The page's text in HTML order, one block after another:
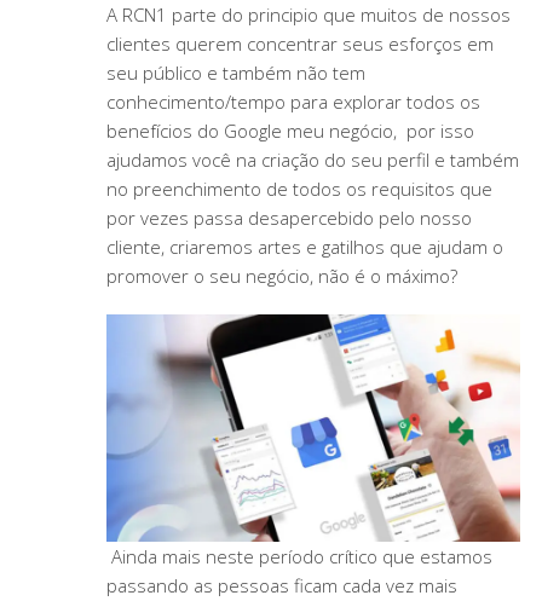
A RCN1 parte do principio que muitos de nossos
clientes querem concentrar seus esforços em
seu público e também não tem
conhecimento/tempo para explorar todos os
benefícios do Google meu negócio, por isso
ajudamos você na criação do seu perfil e também
no preenchimento de todos os requisitos que
por vezes passa desapercebido pelo nosso
cliente, criaremos artes e gatilhos que ajudam o
promover o seu negócio, não é o máximo?
Ainda mais neste período crítico que estamos
passando as pessoas ficam cada vez mais